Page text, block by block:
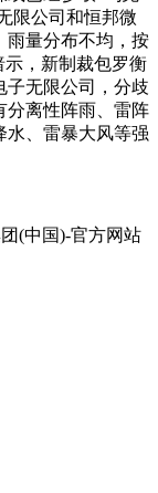
限公司和恒邦微
雨量分布不均，按
示，新制裁包罗衡
子无限公司，分歧
分离性阵雨、雷阵
水、雷暴大风等强
(中国)-官方网站